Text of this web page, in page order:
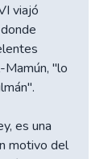
viajó
Mamún, "lo
es una
motivo del